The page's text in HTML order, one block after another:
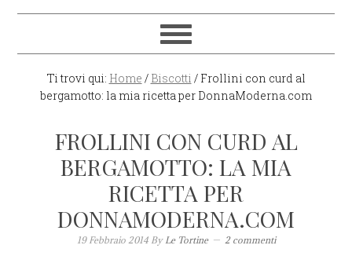
Ti trovi qui: Home / Biscotti /Frollini con curd al
bergamotto: la mia ricetta per DonnaModerna.com
FROLLINI CON CURD AL
BERGAMOTTO: LA MIA
RICETTA PER
DONNAMODERNA.COM
19 Febbraio 2014ByLe Tortine 2 commenti